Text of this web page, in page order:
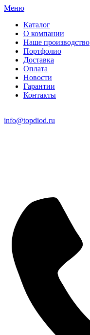
Меню
Каталог
О компании
Наше производство
Портфолио
Доставка
Оплата
Новости
Гарантии
Контакты
info@topdiod.ru